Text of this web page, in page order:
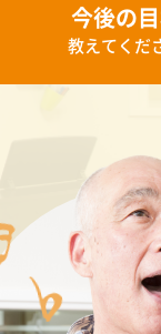
今後の
教えてくだ